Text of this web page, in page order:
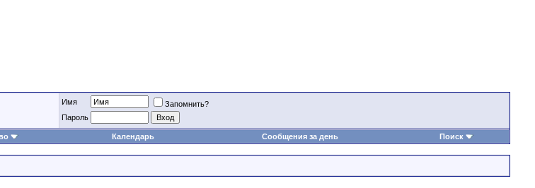
Имя
Запомнить?
Пароль
Календарь Сообщения за день Поиск